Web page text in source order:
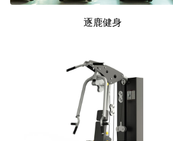
逐鹿健身